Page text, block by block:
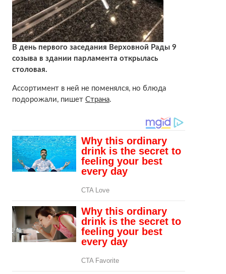
В день первого заседания Верховной Рады 9
созыва в здании парламента открылась
столовая.
Ассортимент в ней не поменялся, но блюда
подорожали, пишет Страна.